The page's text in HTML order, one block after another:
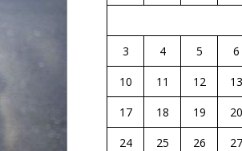
3
4 5 6
10
11 12 13
17
18 19 20
24
25 26 27